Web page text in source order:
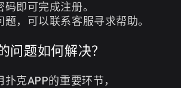
即可完成注册。
，可以联系客服寻求帮助。
问题如何解决？
克APP的重要环节，